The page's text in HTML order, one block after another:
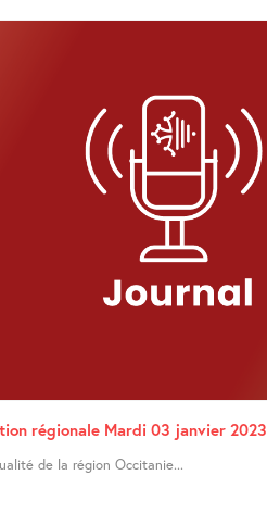
régionale Mardi 03 janvier 2023
de la région Occitanie...